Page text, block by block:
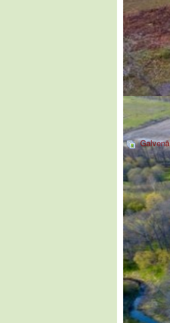
Galvenā